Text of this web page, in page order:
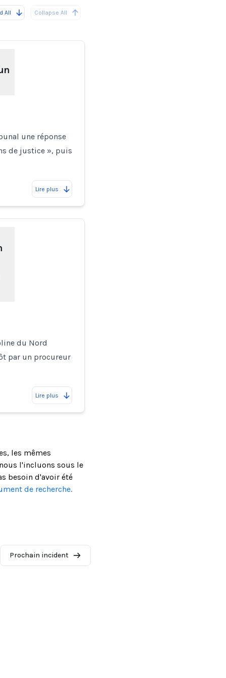
All Collapse All
une réponse
de justice », puis
Lire plus
du Nord
par un procureur
Lire plus
les mêmes
l'incluons sous le
besoin d'avoir été
de recherche.
Prochain incident